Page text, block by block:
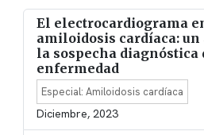
El electrocardiograma
amiloidosis cardíaca: un
la sospecha diagnóstica
enfermedad
Especial: Amiloidosis cardíaca
Diciembre, 2023